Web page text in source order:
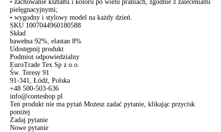
• zachowanie kształtu i koloru po wielu praniach, zgodnie z zaleceniami
pielęgnacyjnymi;
• wygodny i stylowy model na każdy dzień.
SKU 1007044960180588
Skład
bawełna 92%, elastan 8%
Udostępnij produkt
Podmiot odpowiedzialny
EuroTrade Tex Sp z o.o.
Św. Teresy 91
91-341, Łódź, Polska
+48 500-503-636
info@conteshop.pl
Ten produkt nie ma pytań Możesz zadać pytanie, klikając przycisk
poniżej
Zadaj pytanie
Nowe pytanie